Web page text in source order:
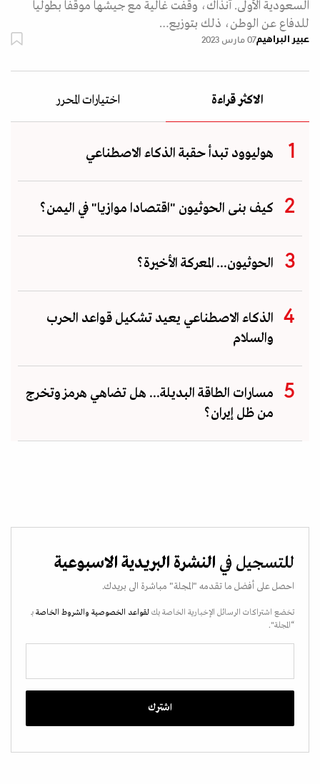
السعودية الأولى. آنذاك، وقفت غالية مع جيشها موقفا بطوليا
للدفاع عن الوطن، ذلك بتوزيع…
عبير البراهيم07 مارس 2023
الاكثر قراءة اختيارات المحرر
هوليوود تبدأ حقبة الذكاء الاصطناعي
كيف بنى الحوثيون "اقتصادا موازيا" في اليمن؟
الحوثيون... المعركة الأخيرة؟
الذكاء الاصطناعي يعيد تشكيل قواعد الحرب
والسلام
مسارات الطاقة البديلة... هل تضاهي هرمز وتخرج
من ظل إيران؟
للتسجيل في النشرة البريدية الاسبوعية
احصل على أفضل ما تقدمه "المجلة" مباشرة الى بريدك.
تخضع اشتراكات الرسائل الإخبارية الخاصة بك لقواعد الخصوصية والشروط الخاصة بـ
“المجلة".